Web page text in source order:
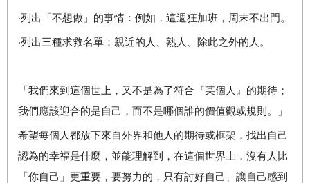
‧列出「不想做」的事情：例如，這週狂加班，周末不出門。
‧列出三種求救名單：親近的人、熟人、除此之外的人。
「我們來到這個世上，又不是為了符合『某個人』的期待；
我們應該迎合的是自己，而不是哪個誰的價值觀或規則。」
希望每個人都放下來自外界和他人的期待或框架，找出自己
認為的幸福是什麼，並能理解到，在這個世界上，沒有人比
「你自己」更重要，要努力的，只有討好自己、讓自己感到